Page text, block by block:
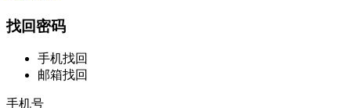
找回密码
手机找回
邮箱找回
手机号